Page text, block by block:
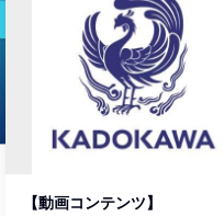
【動画コンテンツ】